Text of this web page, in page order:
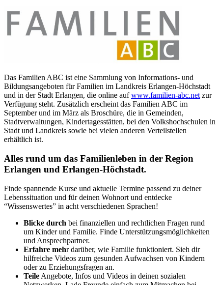
Das Familien ABC ist eine Sammlung von Informations- und
Bildungsangeboten für Familien im Landkreis Erlangen-Höchstadt
und in der Stadt Erlangen, die online aufwww.familien-abc.net zur
Verfügung steht. Zusätzlich erscheint das Familien ABC im
September und im März als Broschüre, die in Gemeinden,
Stadtverwaltungen, Kindertagesstätten, bei den Volkshochschulen in
Stadt und Landkreis sowie bei vielen anderen Verteilstellen
erhältlich ist.
Alles rund um das Familienleben in der Region
Erlangen und Erlangen-Höchstadt.
Finde spannende Kurse und aktuelle Termine passend zu deiner
Lebenssituation und für deinen Wohnort und entdecke
“Wissenswertes” in acht verschiedenen Sprachen!
Blicke durch bei finanziellen und rechtlichen Fragen rund
um Kinder und Familie. Finde Unterstützungsmöglichkeiten
und Ansprechpartner.
Erfahre mehr darüber, wie Familie funktioniert. Sieh dir
hilfreiche Videos zum gesunden Aufwachsen von Kindern
oder zu Erziehungsfragen an.
Teile Angebote, Infos und Videos in deinen sozialen